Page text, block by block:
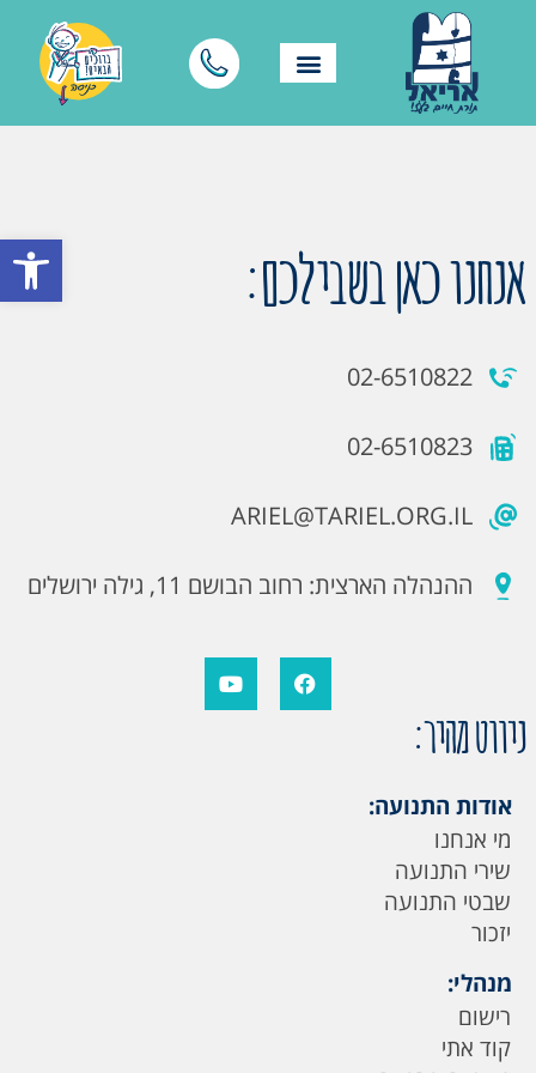
פתח אנחנו כאן בשבילכם:
02-6510822
02-6510823
ARIEL@TARIEL.ORG.IL
ההנהלה הארצית: רחוב הבושם 11, גילה ירושלים
ניווט מהיר:
אודות התנועה:
מי אנחנו
שירי התנועה
שבטי התנועה
יזכור
מנהלי:
רישום
קוד אתי